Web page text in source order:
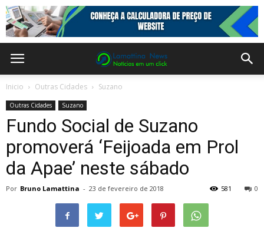
Inicio Outras Cidades Suzano
Outras Cidades Suzano
Fundo Social de Suzano
promoverá ‘Feijoada em Prol
da Apae’ neste sábado
Por Bruno Lamattina - 23 de fevereiro de 2018 0
581